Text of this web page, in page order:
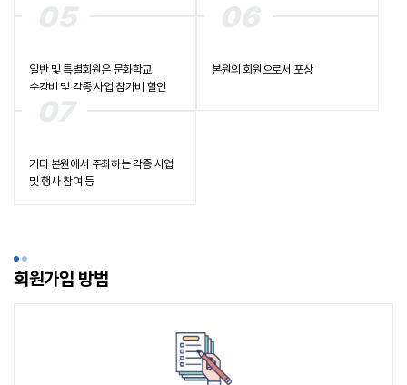
일반 및 특별회원은 문화학교
수강비 및 각종 사업 참가비 할인
본원의 회원으로서 포상
기타 본원에서 주최하는 각종 사업
및 행사 참여 등
회원가입 방법